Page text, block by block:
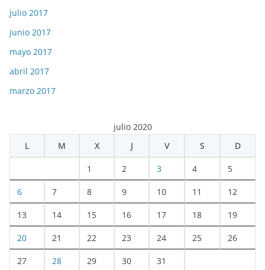
julio 2017
junio 2017
mayo 2017
abril 2017
marzo 2017
julio 2020
L
M X J V S D
1 2 3 4 5
6 7 8 9 10 11 12
13 14 15 16 17 18 19
20 21 22 23 24 25 26
27 28 29 30 31